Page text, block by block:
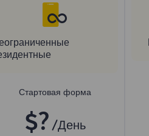
Стартовая форма
$? /День